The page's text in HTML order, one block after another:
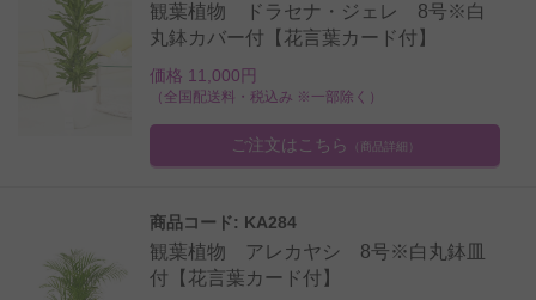
観葉植物 ドラセナ・ジェレ 8号※白
丸鉢カバー付【花言葉カード付】
価格 11,000円
（全国配送料・税込み ※一部除く）
ご注文はこちら （商品詳細）
商品コード: KA284
観葉植物 アレカヤシ 8号※白丸鉢皿
付【花言葉カード付】